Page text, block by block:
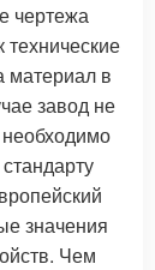
чертежа
материал в
завод не
необходимо
значения
Чем